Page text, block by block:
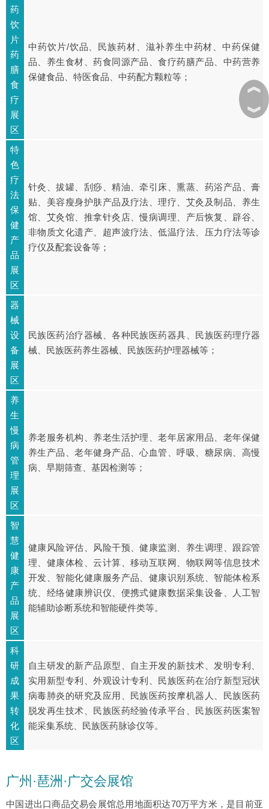
药
饮
片
药
膳
食
疗
展
区
中药饮片/饮品、民族药材、滋补养生中药材、中药保健
品、养生食材、药食同源产品、食疗药膳产品、中药营养
保健食品、特医食品、中药配方颗粒等；
特
色
疗
法
保
健
产
品
展
区
针灸、拔罐、刮痧、精油、牵引床、熏蒸、药浴产品、膏
贴、美容瘦身护肤产品及疗法、理疗、艾灸及制品、养生
馆、艾灸馆、推拿针灸店、慢病调理、产后恢复、辟谷、
非物质文化遗产、超声波疗法、低温疗法、压力疗法等诊
疗仪及配套设备等；
器
械
设
备
展
区
民族医药治疗器械、各种民族医药器具、民族医药理疗器
械、民族医药养生器械、民族医药护理器械等；
养
生
慢
病
管
理
展
区
养老服务机构、养老生活护理、老年居家用品、老年保健
养生产品、老年健身产品、心血管、呼吸、糖尿病、高慢
病、早期筛查、基因检测等；
智
慧
健
康
产
品
展
区
健康风险评估、风险干预、健康监测、养生调理、跟踪管
理、健康体检、云计算、移动互联网、物联网等信息技术
开发、智能化健康服务产品、健康识别系统、智能体检系
统、经络健康辨识仪、便携式健康数据采集设备、人工智
能辅助诊断系统和智能硬件类等。
科
研
成
果
转
化
区
自主研发的新产品原型、自主开发的新技术、发明专利、
实用新型专利、外观设计专利、民族医药在治疗新型冠状
病毒肺炎的研究及应用、民族医药按摩机器人、民族医药
脱发再生技术、民族医药经验传承平台、民族医药医案智
能采集系统、民族医药脉诊仪等。
广州·琶洲·广交会展馆
中国进出口商品交易会展馆总用地面积达70万平方米，是目前亚
︽
︾